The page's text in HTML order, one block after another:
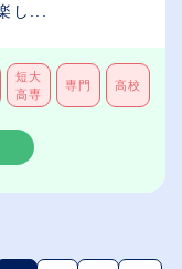
し...
短大
高専
専門 高校